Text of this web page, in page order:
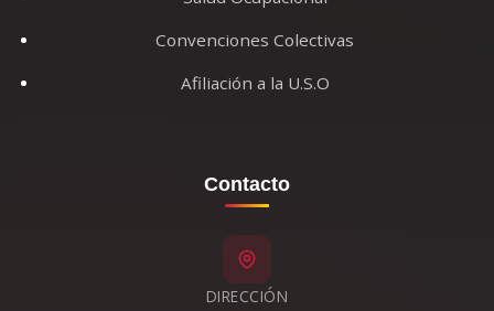
Convenciones Colectivas
Afiliación a la U.S.O
Contacto
DIRECCIÓN